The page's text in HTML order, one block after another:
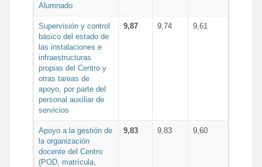
Alumnado
Supervisión y control
básico del estado de
las instalaciones e
infraestructuras
propias del Centro y
otras tareas de
apoyo, por parte del
personal auxiliar de
servicios
9,87 9,74 9,61
Apoyo a la gestión de
la organización
docente del Centro
(POD, matrícula,
9,83 9,83 9,60